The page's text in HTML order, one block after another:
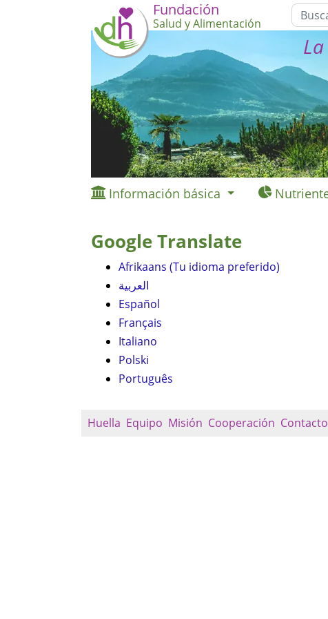
Fundación
Salud y Alimentación
Información básica
Google Translate
Afrikaans (Tu idioma preferido)
العربية
Español
Français
Italiano
Polski
Português
Huella Equipo Misión Cooperación Contacto